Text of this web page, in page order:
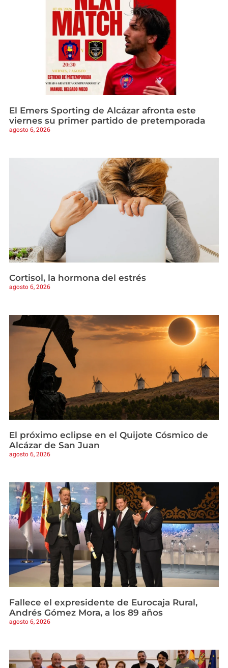
El Emers Sporting de Alcázar afronta este
viernes su primer partido de pretemporada
agosto 6, 2026
Cortisol, la hormona del estrés
agosto 6, 2026
El próximo eclipse en el Quijote Cósmico de
Alcázar de San Juan
agosto 6, 2026
Fallece el expresidente de Eurocaja Rural,
Andrés Gómez Mora, a los 89 años
agosto 6, 2026